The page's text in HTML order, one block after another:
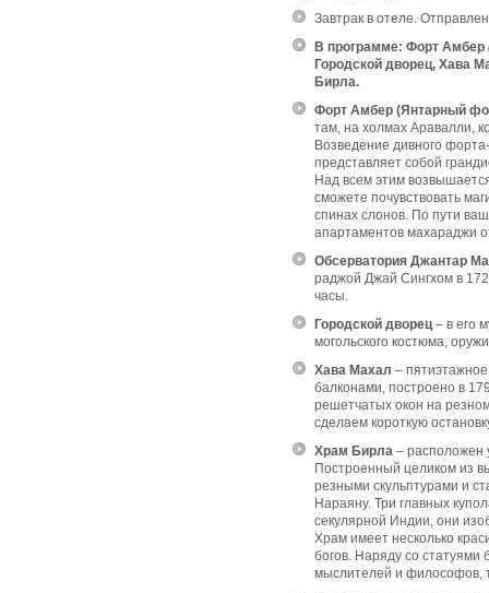
Завтрак в отеле.
В программе: Форт Амбер
Городской дворец, Хава
Бирла.
Форт Амбер (Янтарный
там, на холмах Аравалли,
Возведение дивного
представляет собой
Над всем этим
сможете почувствовать
спинах слонов. По пути
апартаментов махараджи
Обсерватория Джантар
раджой Джай Сингхом в
часы.
Городской дворец– в его
могольского костюма,
Хава Махал –
балконами, построено в
решетчатых окон на
сделаем короткую
Храм Бирла – расположен
Построенный целиком из
резными скульптурами и
Нараяну. Три главных
секулярной Индии, они
Храм имеет несколько
богов. Наряду со статуями
мыслителей и философов,